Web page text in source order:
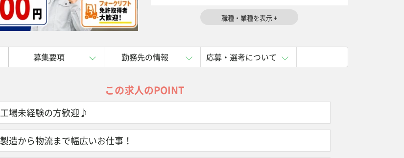
募集要項 勤務先の情報 応募・選考について
この求人のPOINT
工場未経験の方歓迎♪
製造から物流まで幅広いお仕事！